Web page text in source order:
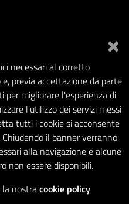
×
necessari al corretto
previa accettazione da parte
migliorare l'esperienza di
l'utilizzo dei servizi messi
tutti i cookie si acconsente
il banner verranno
alla navigazione e alcune
non essere disponibili.
la nostracookie policy